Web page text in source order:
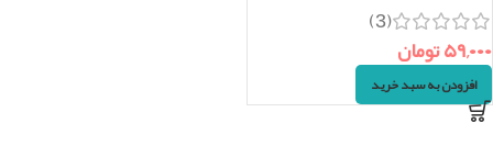
(3)
۵۹,۰۰۰تومان
افزودن به سبد خرید